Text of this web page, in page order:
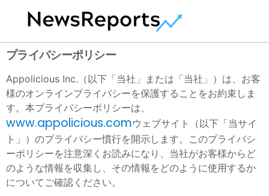
プライバシーポリシー
Appolicious Inc.（以下「当社」または「当社」）は、お客
様のオンラインプライバシーを保護することをお約束しま
す。本プライバシーポリシーは、
www.appolicious.comウェブサイト（以下「当サイ
ト」）のプライバシー慣行を開示します。このプライバシ
ーポリシーを注意深くお読みになり、当社がお客様からど
のような情報を収集し、その情報をどのように使用するか
についてご確認ください。